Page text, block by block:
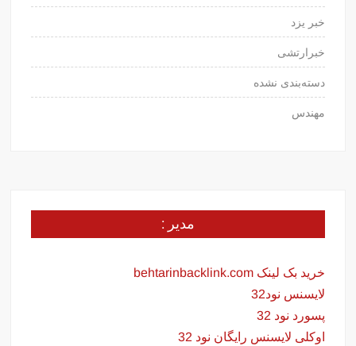
خبر یزد
خبرارتشی
دسته‌بندی نشده
مهندس
مدیر :
خرید بک لینک behtarinbacklink.com
لایسنس نود32
پسورد نود 32
اوکلی لایسنس رایگان نود 32